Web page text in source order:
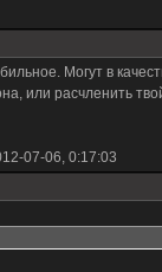
Могут в
или расчленить
07-06, 0:17:03